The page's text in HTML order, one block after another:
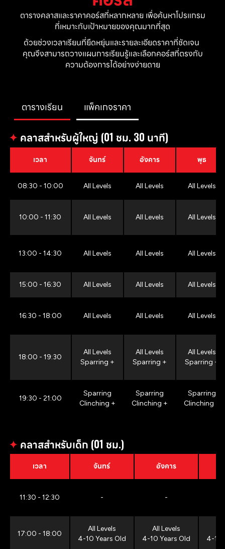
ตารางคลาสและราคาคอร์สที่หลากหลาย เพื่อค้นหาโปรแกรม
ที่เหมาะกับเป้าหมายของคุณมากที่สุด
ด้วยช่วงเวลาเรียนที่ยืดหยุ่นและรายละเอียดราคาที่ชัดเจน
คุณจึงสามารถวางแผนการเรียนรู้และเลือกคอร์สที่ตรงกับ
ความต้องการได้อย่างง่ายดาย
ตารางเรียน แพ็คเกจราคา
✦ คลาสสำหรับผู้ใหญ่ (01 ชม. 30 นาที)
เวลา จันทร์ อังคาร พุธ
08:30 - 10:00 All Levels All Levels All Levels
10:00 - 11:30 All Levels All Levels All Levels
13:00 - 14:30 All Levels All Levels All Levels
15:00 - 16:30 All Levels All Levels All Levels
16:30 - 18:00 All Levels All Levels All Levels
18:00 - 19:30
All Levels
Sparring +
All Levels
Sparring +
All Levels
Sparring +
19:30 - 21:00
Sparring
Clinching +
Sparring
Clinching +
Sparring
Clinching +
✦ คลาสสำหรับเด็ก (01 ชม.)
เวลา จันทร์ อังคาร
11:30 - 12:30 - -
17:00 - 18:00
All Levels
4-10 Years Old
All Levels
4-10 Years Old
4-10